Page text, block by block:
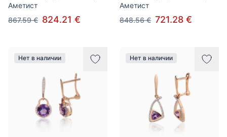
Аметист
867.59 € 824.21 €
Аметист
848.56 € 721.28 €
Нет в наличии Нет в наличии